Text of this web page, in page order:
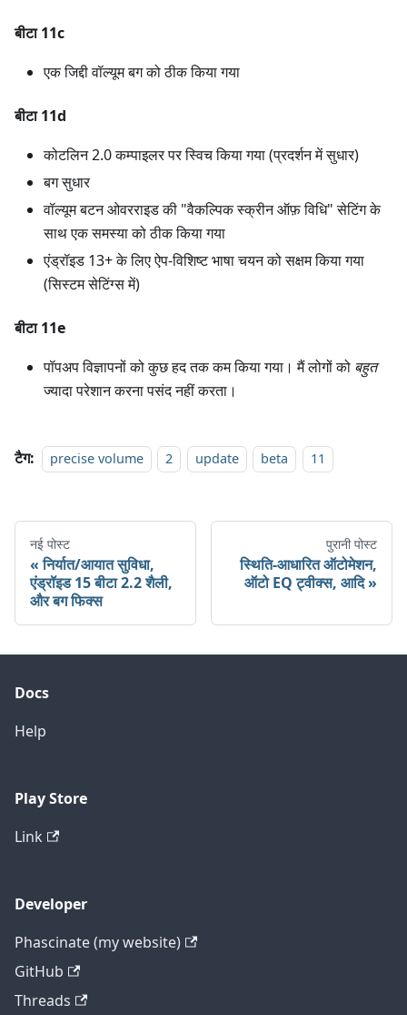
बीटा 11c
एक जिद्दी वॉल्यूम बग को ठीक किया गया
बीटा 11d
कोटलिन 2.0 कम्पाइलर पर स्विच किया गया (प्रदर्शन में सुधार)
बग सुधार
वॉल्यूम बटन ओवरराइड की "वैकल्पिक स्क्रीन ऑफ़ विधि" सेटिंग के
साथ एक समस्या को ठीक किया गया
एंड्रॉइड 13+ के लिए ऐप-विशिष्ट भाषा चयन को सक्षम किया गया
(सिस्टम सेटिंग्स में)
बीटा 11e
पॉपअप विज्ञापनों को कुछ हद तक कम किया गया। मैं लोगों को बहुत
ज्यादा परेशान करना पसंद नहीं करता।
टैग: precise volume 2 update beta 11
नई पोस्ट
निर्यात/आयात सुविधा,
एंड्रॉइड 15 बीटा 2.2 शैली,
और बग फिक्स
पुरानी पोस्ट
स्थिति-आधारित ऑटोमेशन,
ऑटो EQ ट्वीक्स, आदि
Docs
Help
Play Store
Link
Developer
Phascinate (my website)
GitHub
Threads